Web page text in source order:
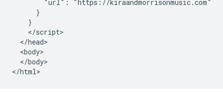
        "url": "https://kiraandmorrisonmusic.com"
      }
    }
    </script>
  </head>
  <body>
  </body>
</html>